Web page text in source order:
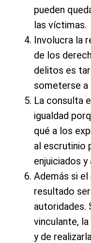
pueden
las víctimas.
Involucra la
de los
delitos es
someterse a
La consulta
igualdad
qué a los
al escrutinio
enjuiciados
Además si el
resultado
autoridades.
vinculante,
y de